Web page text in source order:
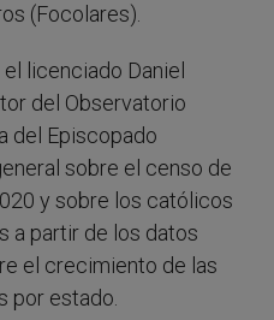
(Focolares).
licenciado Daniel
del Observatorio
del Episcopado
sobre el censo de
y sobre los católicos
a partir de los datos
el crecimiento de las
por estado.